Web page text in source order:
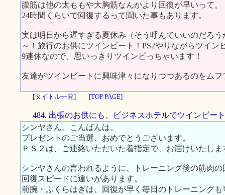
腹筋は他の太ももや大胸筋なんかより回復が早いって。
24時間くらいで回復するって聞いた事もあります。
実は明日から遅すぎる夏休み（そう呼んでいいのだろ
～！旅行のお供にツインビート！PS2やりながらツイン
9連休なので、思いっきりツインビっちゃいます！
友達がツインビートに興味津々になりつつあるのをム
[タイトル一覧] [TOP PAGE]
484. 出張のお供にも、ビジネスホテルでツインビー
シンヤさん。こんばんは。
プレゼントのご当選、おめでとうございます。
ＰＳ２は、ご連絡いただいた着指定で、お届けいたしま
シンヤさんの言われるように、トレーニング後の筋肉
回復スピードに違いがあります。
前腕・ふくらはぎは、回復が早く毎日のトレーニング